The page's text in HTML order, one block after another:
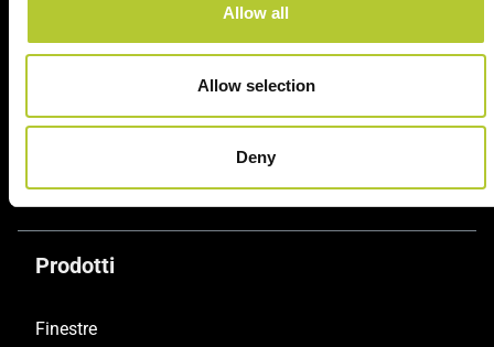
Allow all
Allow selection
Deny
consolidata nel tempo
Serramentisti Domal
Soluzioni sostenibili Prodotti certificati
Prodotti
Finestre